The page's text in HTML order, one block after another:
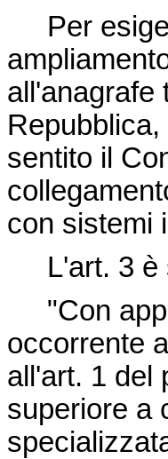
Per
all'anagrafe
sentito il
con sistemi
L'art. 3 è
"Con
occorrente
all'art. 1 del
superiore a